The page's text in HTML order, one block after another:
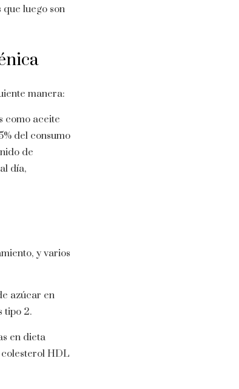
luego son
manera:
como aceite
del consumo
de
día,
y varios
azúcar en
tipo 2.
en dieta
HDL